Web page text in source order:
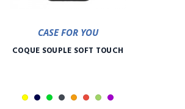
CASE FOR YOU
COQUE SOUPLE SOFT TOUCH
JauneMarine
Menthe
NoirOrange
Rouge
VertViolet